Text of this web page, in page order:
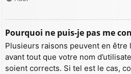
Pourquoi ne puis-je pas me
Plusieurs raisons peuvent en être
avant tout que votre nom
soient corrects. Si tel est le cas,